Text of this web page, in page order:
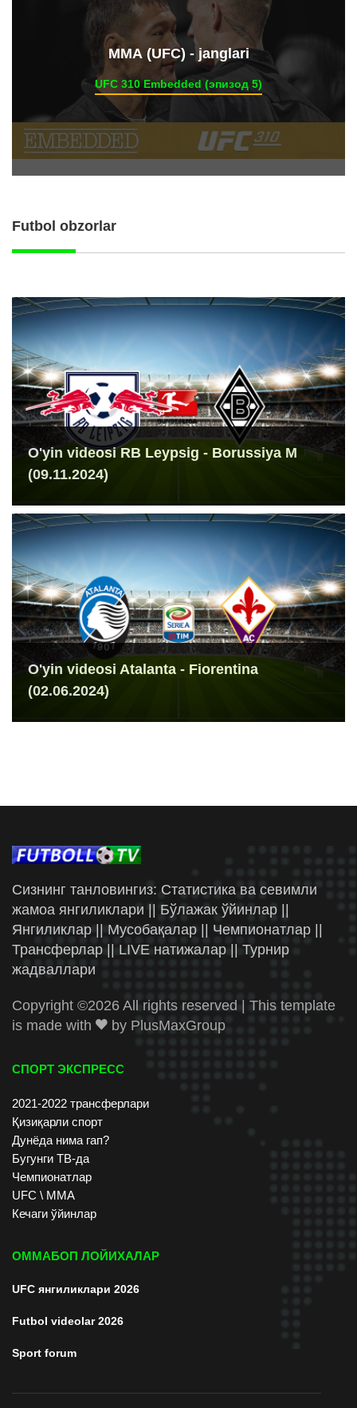
ММА (UFC) - janglari
UFC 310 Embedded (эпизод 5)
Futbol obzorlar
O'yin videosi RB Leypsig - Borussiya M
(09.11.2024)
O'yin videosi Atalanta - Fiorentina
(02.06.2024)
Сизнинг танловингиз: Статистика ва севимли
жамоа янгиликлари || Бўлажак ўйинлар ||
Янгиликлар || Мусобақалар || Чемпионатлар ||
Трансферлар || LIVE натижалар || Турнир
жадваллари
Copyright ©2026 All rights reserved | This template
is made with
by PlusMaxGroup
СПОРТ ЭКСПРЕСС
2021-2022 трансферлари
Қизиқарли спорт
Дунёда нима гап?
Бугунги ТВ-да
Чемпионатлар
UFC \ ММА
Кечаги ўйинлар
ОММАБОП ЛОЙИХАЛАР
UFC янгиликлари 2026
Futbol videolar 2026
Sport forum